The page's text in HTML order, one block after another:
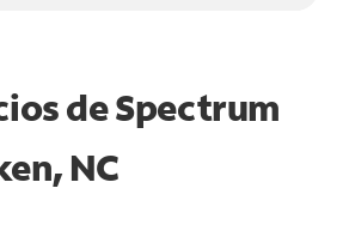
de Spectrum
NC